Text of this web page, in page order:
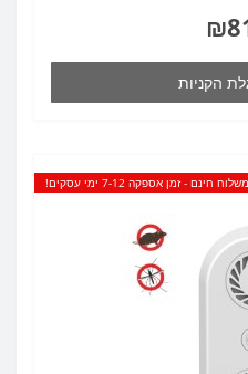
הקניות
משלוח חינם - זמן אספקה 7-12 ימי עסקים!